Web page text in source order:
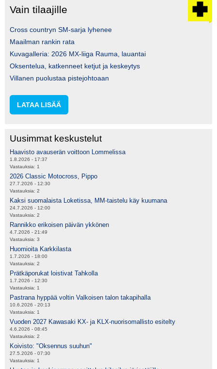
Vain tilaajille
Cross countryn SM-sarja lyhenee
Maailman rankin rata
Kuvagalleria: 2026 MX-liiga Rauma, lauantai
Oksentelua, katkenneet ketjut ja keskeytys
Villanen puolustaa pistejohtoaan
LATAA LISÄÄ
Uusimmat keskustelut
Haavisto avauserän voittoon Lommelissa
1.8.2026 - 17:37
Vastauksia: 1
2026 Classic Motocross, Pippo
27.7.2026 - 12:30
Vastauksia: 2
Kaksi suomalaista Loketissa, MM-taistelu käy kuumana
24.7.2026 - 12:00
Vastauksia: 2
Rannikko erikoisen päivän ykkönen
4.7.2026 - 21:49
Vastauksia: 3
Huomioita Karkkilasta
1.7.2026 - 18:00
Vastauksia: 2
Prätkäporukat loistivat Tahkolla
1.7.2026 - 12:30
Vastauksia: 1
Pastrana hyppää voltin Valkoisen talon takapihalla
10.6.2026 - 20:13
Vastauksia: 1
Vuoden 2027 Kawasaki KX- ja KLX-nuorisomallisto esitelty
4.6.2026 - 08:45
Vastauksia: 2
Koivisto: "Oksennus suuhun"
27.5.2026 - 07:30
Vastauksia: 1